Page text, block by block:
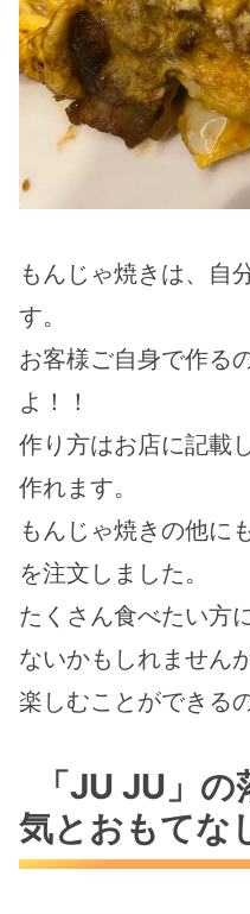
もんじゃ焼きは、自
す。
お客様ご自身で作る
よ！！
作り方はお店に記載
作れます。
もんじゃ焼きの他に
を注文しました。
たくさん食べたい方
ないかもしれません
楽しむことができる
「JU JU」
気とおもてな